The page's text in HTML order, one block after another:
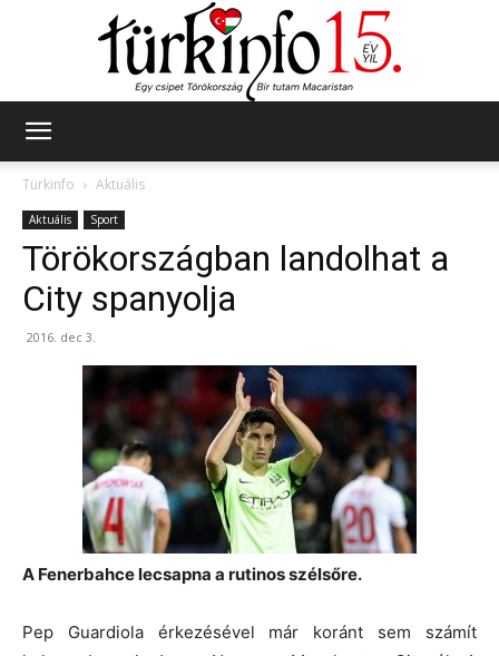
Türkinfo
Aktuális
Aktuális Sport
Törökországban landolhat a
City spanyolja
2016. dec 3.
A Fenerbahce lecsapna a rutinos szélsőre.
Pep Guardiola érkezésével már koránt sem számít